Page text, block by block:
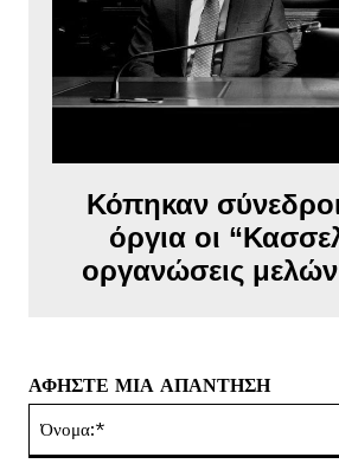
Κόπηκαν σύνεδροι
όργια οι
οργανώσεις μελών
ΑΦΗΣΤΕ ΜΙΑ ΑΠΑΝΤΗΣΗ